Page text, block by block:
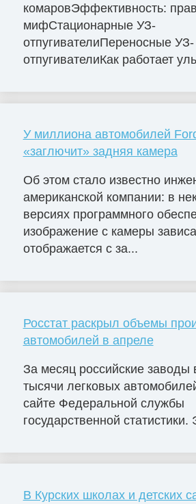
комаровЭффективность:
мифСтационарные УЗ-
отпугивателиПереносные УЗ-
отпугивателиКак работает
У миллиона автомобилей
«заглючит» задняя камера
Об этом стало известно
американской компании: в
версиях программного
изображение с камеры
отображается с за...
Росстат раскрыл объемы
автомобилей в апреле
За месяц российские заводы
тысячи легковых
сайте Федеральной службы
государственной
В Курских школах и детских